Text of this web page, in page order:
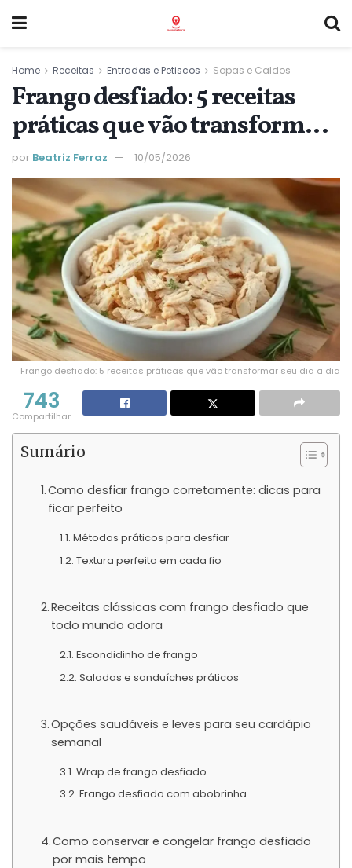
Home Receitas Entradas e Petiscos Sopas e Caldos
Frango desfiado: 5 receitas
práticas que vão transformar
seu dia a dia
por Beatriz Ferraz 10/05/2026
Frango desfiado: 5 receitas práticas que vão transformar seu dia a dia
743
Compartilhar
Sumário
Como desfiar frango corretamente: dicas para
ficar perfeito
Métodos práticos para desfiar
Textura perfeita em cada fio
Receitas clássicas com frango desfiado que
todo mundo adora
Escondidinho de frango
Saladas e sanduíches práticos
Opções saudáveis e leves para seu cardápio
semanal
Wrap de frango desfiado
Frango desfiado com abobrinha
Como conservar e congelar frango desfiado
por mais tempo